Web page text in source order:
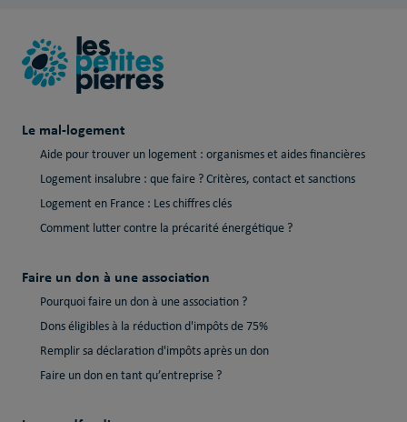
Le mal-logement
Aide pour trouver un logement : organismes et aides financières
Logement insalubre : que faire ? Critères, contact et sanctions
Logement en France : Les chiffres clés
Comment lutter contre la précarité énergétique ?
Faire un don à une association
Pourquoi faire un don à une association ?
Dons éligibles à la réduction d'impôts de 75%
Remplir sa déclaration d'impôts après un don
Faire un don en tant qu’entreprise ?